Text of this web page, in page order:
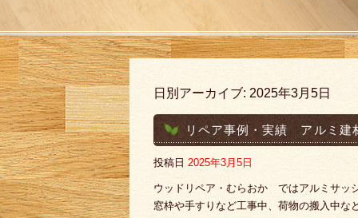
日別アーカイブ: 2025年3月5日
リペア事例・実績 アルミ建
投稿日 2025年3月5日
ウッドリペア・むらおか ではアルミサッ
窓枠や手すりなど工事中、荷物の搬入中な